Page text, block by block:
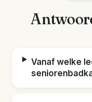
Vanaf welke